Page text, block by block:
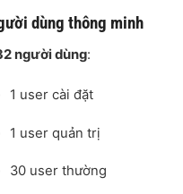
dùng thông minh
người dùng:
1 user cài đặt
1 user quản trị
30 user thường